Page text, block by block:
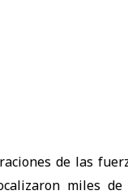
de las
miles de